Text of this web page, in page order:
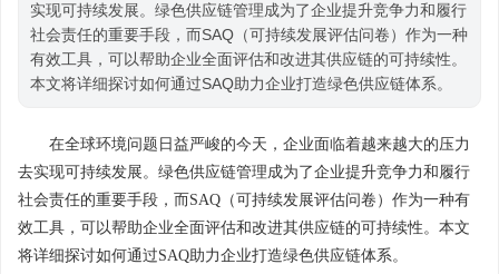
实现可持续发展。绿色供应链管理成为了企业提升竞争力和履行
社会责任的重要手段，而SAQ（可持续发展评估问卷）作为一种
有效工具，可以帮助企业全面评估和改进其供应链的可持续性。
本文将详细探讨如何通过SAQ助力企业打造绿色供应链体系。
在全球环境问题日益严峻的今天，企业面临着越来越大的压力
去实现可持续发展。绿色供应链管理成为了企业提升竞争力和履行
社会责任的重要手段，而SAQ（可持续发展评估问卷）作为一种有
效工具，可以帮助企业全面评估和改进其供应链的可持续性。本文
将详细探讨如何通过SAQ助力企业打造绿色供应链体系。